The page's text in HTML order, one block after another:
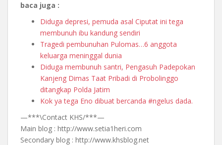
baca juga :
Diduga depresi, pemuda asal Ciputat ini tega
membunuh ibu kandung sendiri
Tragedi pembunuhan Pulomas…6 anggota
keluarga meninggal dunia
Diduga membunuh santri, Pengasuh Padepokan
Kanjeng Dimas Taat Pribadi di Probolinggo
ditangkap Polda Jatim
Kok ya tega Eno dibuat bercanda #ngelus dada.
—***\Contact KHS/***—
Main blog : http://www.setia1heri.com
Secondary blog : http://www.khsblog.net